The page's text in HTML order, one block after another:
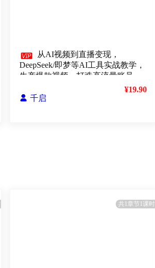

从AI视频到直播变现，
DeepSeek/即梦等AI工具实战教学，
生产爆款视频，打造高流量账号
 千启
¥19.90
共1章节1课时